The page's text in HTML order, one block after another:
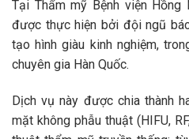
Tại Thẩm mỹ Bệnh viện
được thực hiện bởi đội ngũ
tạo hình giàu kinh nghiệm,
chuyên gia Hàn Quốc.
Dịch vụ này được chia thành
mặt không phẫu thuật (HIFU,